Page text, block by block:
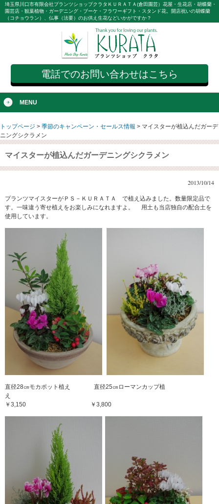
埼玉県川口市有限会社プランツショップクラタＫＵＲＡＴＡ(倉田園芸）花屋・生花店・胡蝶蘭・
園芸店・観葉植物・ガーデニング・ブーケ・フラワーギフト・スタンド花。開店祝いの胡蝶蘭
（コチョウラン）、仏事（法要）のお供え生花などいかがですか？
電話でのお問い合わせはこちら
MENU
トップページ > 季節のキャンペーン・セールス情報 > マイスターが植込んだガーデ
ニングシクラメン
マイスターが植込んだガーデニングシクラメン
2013/10/14
プランツマイスターがＰＳ－ＫＵＲＡＴＡ で植え込みました。数量限定品で
す。一味違う寄せ植えをお楽しみになれますよ。 用土も当店独自の配合土を
使用しています。
直径28㎝モカポット植え 直径25㎝ローマンカップ植
え
￥3,150 ￥3,800